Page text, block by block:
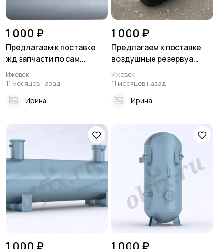
1 000 ₽
Предлагаем к поставке
жд запчасти по сам...
Ижевск
11 месяцев назад
Ирина
1 000 ₽
Предлагаем к поставке
воздушные резервуа...
Ижевск
11 месяцев назад
Ирина